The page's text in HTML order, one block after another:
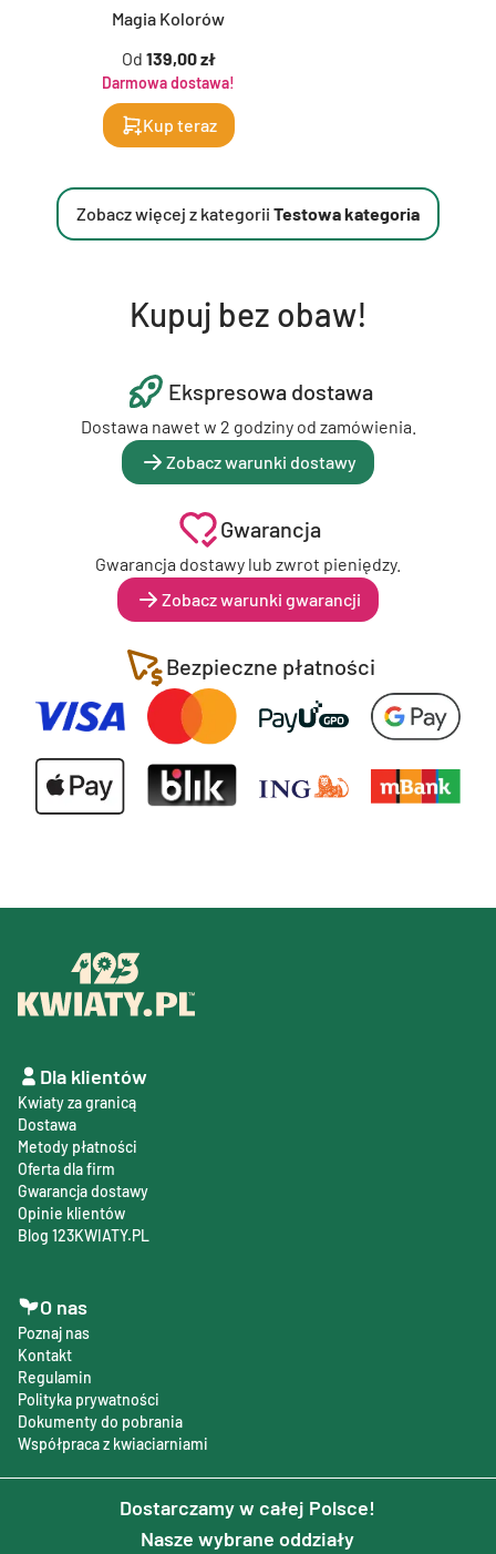
Magia Kolorów
Od 139,00 zł
Darmowa dostawa!
Kup teraz
Zobacz więcej z kategorii Testowa kategoria
Kupuj bez obaw!
Ekspresowa dostawa
Dostawa nawet w 2 godziny od zamówienia.
Zobacz warunki dostawy
Gwarancja
Gwarancja dostawy lub zwrot pieniędzy.
Zobacz warunki gwarancji
Bezpieczne płatności
Dla klientów
Kwiaty za granicą
Dostawa
Metody płatności
Oferta dla firm
Gwarancja dostawy
Opinie klientów
Blog 123KWIATY.PL
O nas
Poznaj nas
Kontakt
Regulamin
Polityka prywatności
Dokumenty do pobrania
Współpraca z kwiaciarniami
Dostarczamy w całej Polsce!
Nasze wybrane oddziały